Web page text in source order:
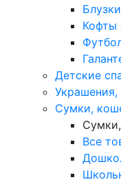
Кофты
Детские
Украшения,
Сумки,
Все